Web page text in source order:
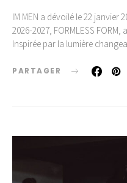
IM MEN a dévoilé le 22
2026-2027, FORMLESS
Inspirée par la lumière
PARTAGER